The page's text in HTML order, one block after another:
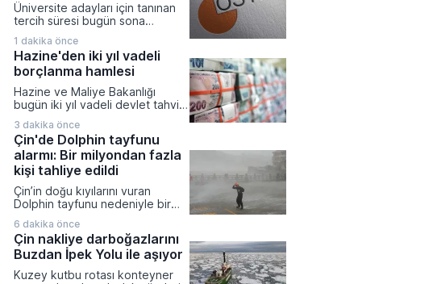
Üniversite adayları için tanınan
tercih süresi bugün sona
23.59'da erişime kapatılacak.
1 dakika önce
Hazine'den iki yıl vadeli
borçlanma hamlesi
Hazine ve Maliye Bakanlığı
bugün iki yıl vadeli devlet tahvili
3 dakika önce
Çin'de Dolphin tayfunu
alarmı: Bir milyondan fazla
kişi tahliye edildi
Çin’in doğu kıyılarını vuran
Dolphin tayfunu nedeniyle bir
edilirken Şanghay genelinde
ulaşım ve günlük yaşam durma
noktasına geldi. Saatte 150
kilometre hıza ulaşan fırtınanın
6 dakika önce
Çin nakliye darboğazlarını
Buzdan İpek Yolu ile aşıyor
Kuzey kutbu rotası konteyner